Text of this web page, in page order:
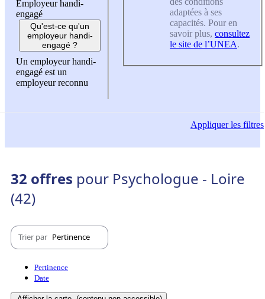
Employeur handi-
engagé
Qu'est-ce qu'un
employeur handi-
engagé ?
Un employeur handi-
engagé est un
employeur reconnu
adaptées à ses
capacités. Pour en
savoir plus, consultez
le site de l’UNEA.
Appliquerles filtres
32 offres pour Psychologue - Loire
(42)
Trier par Pertinence
Pertinence
Date